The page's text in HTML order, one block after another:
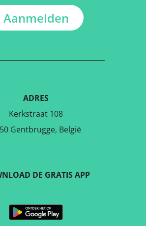
Aanmelden
ADRES
Kerkstraat 108
Gentbrugge, België
DE GRATIS APP